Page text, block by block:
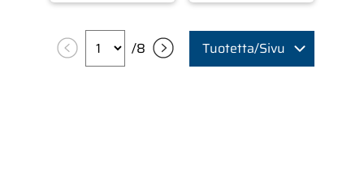
/8 Tuotetta/Sivu